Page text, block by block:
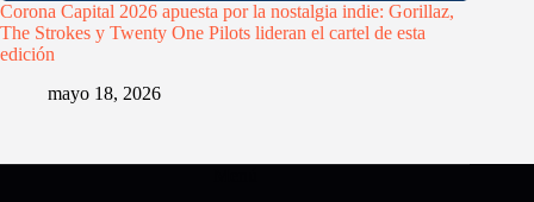
Corona Capital 2026 apuesta por la nostalgia indie: Gorillaz,
The Strokes y Twenty One Pilots lideran el cartel de esta
edición
mayo 18, 2026